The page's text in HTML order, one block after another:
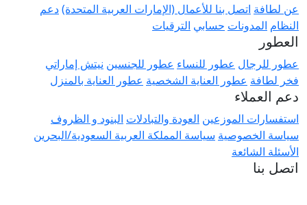
عن لطافة اتصل بنا للأعمال (الإمارات العربية المتحدة)دعم
النظام المدونات حسابي الترقيات
العطور
عطور للرجال عطور للنساء عطور للجنسين نيتش إماراتي
فخر لطافة عطور العناية الشخصية عطور العناية بالمنزل
دعم العملاء
استفسارات الموزعين العودة والتبادلات البنود و الظروف
سياسة الخصوصية سياسة المملكة العربية السعودية/البحرين
الأسئلة الشائعة
اتصل بنا